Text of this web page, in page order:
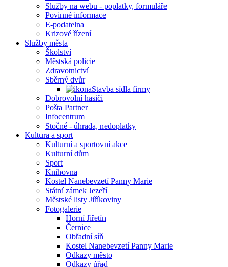
Služby na webu - poplatky, formuláře
Povinné informace
E-podatelna
Krizové řízení
Služby města
Školství
Městská policie
Zdravotnictví
Sběrný dvůr
Stavba sídla firmy
Dobrovolní hasiči
Pošta Partner
Infocentrum
Stočné - úhrada, nedoplatky
Kultura a sport
Kulturní a sportovní akce
Kulturní dům
Sport
Knihovna
Kostel Nanebevzetí Panny Marie
Státní zámek Jezeří
Městské listy Jiříkoviny
Fotogalerie
Horní Jiřetín
Černice
Obřadní síň
Kostel Nanebevzetí Panny Marie
Odkazy město
Odkazy úřad